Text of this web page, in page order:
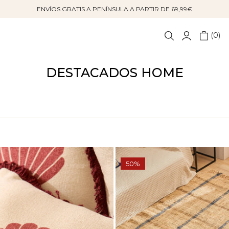
ENVÍOS GRATIS A PENÍNSULA A PARTIR DE 69,99€
0
DESTACADOS HOME
50%